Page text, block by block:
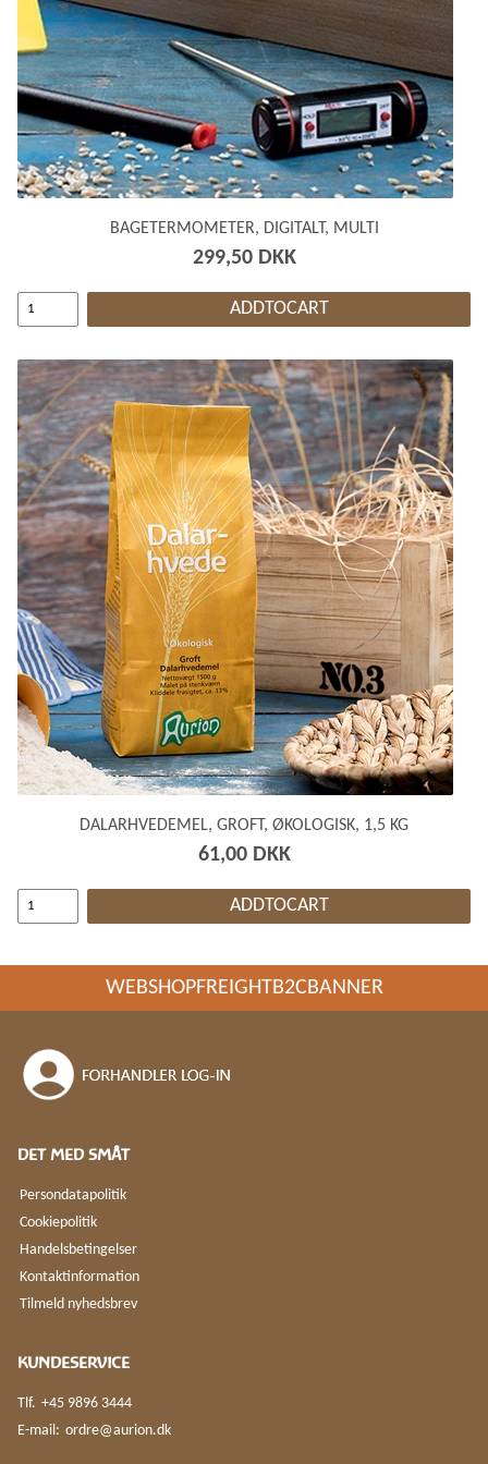
BAGETERMOMETER, DIGITALT, MULTI
299,50 DKK
ADDTOCART
DALARHVEDEMEL, GROFT, ØKOLOGISK, 1,5 KG
61,00 DKK
ADDTOCART
WEBSHOPFREIGHTB2CBANNER
DET MED SMÅT
Persondatapolitik
Cookiepolitik
Handelsbetingelser
Kontaktinformation
Tilmeld nyhedsbrev
KUNDESERVICE
Tlf. +45 9896 3444
E-mail: ordre@aurion.dk